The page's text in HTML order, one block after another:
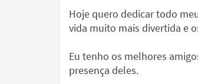
Hoje quero dedicar todo
vida muito mais divertida e
Eu tenho os melhores
presença deles.